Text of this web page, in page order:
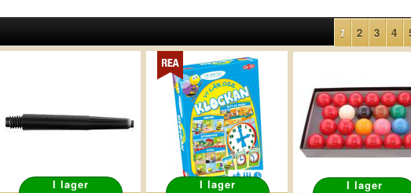
1 2 3 4
I lager I lager I lager